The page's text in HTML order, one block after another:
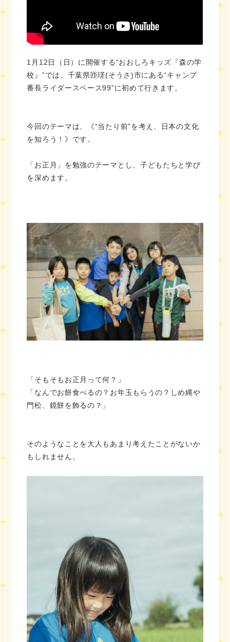
1月12日（日）に開催する“おおしろキッズ『森の学
校』”では、千葉県匝瑳(そうさ)市にある“キャンプ
番長ライダースベース99”に初めて行きます。
今回のテーマは、《“当たり前”を考え、日本の文化
を知ろう！》です。
「お正月」を勉強のテーマとし、子どもたちと学び
を深めます。
「そもそもお正月って何？」
「なんでお餅食べるの？お年玉もらうの？しめ縄や
門松、鏡餅を飾るの？」
そのようなことを大人もあまり考えたことがないか
もしれません。